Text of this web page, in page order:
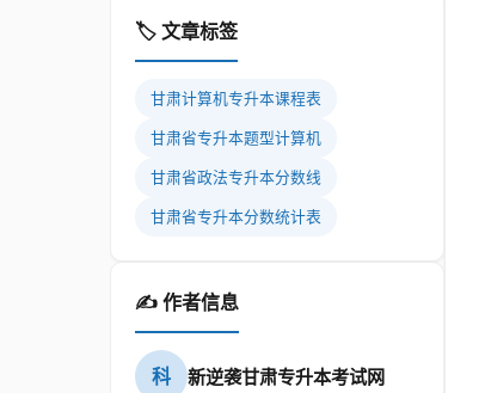
🏷️ 文章标签
甘肃计算机专升本课程表
甘肃省专升本题型计算机
甘肃省政法专升本分数线
甘肃省专升本分数统计表
✍️ 作者信息
科 新逆袭甘肃专升本考试网